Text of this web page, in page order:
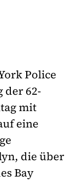
Police
der 62-
mit
eine
die über
Bay